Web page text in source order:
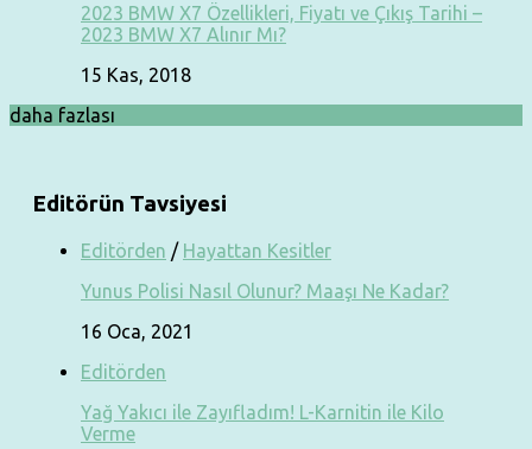
2023 BMW X7 Özellikleri, Fiyatı ve Çıkış Tarihi –
2023 BMW X7 Alınır Mı?
15 Kas, 2018
daha fazlası
Editörün Tavsiyesi
Editörden / Hayattan Kesitler
Yunus Polisi Nasıl Olunur? Maaşı Ne Kadar?
16 Oca, 2021
Editörden
Yağ Yakıcı ile Zayıfladım! L-Karnitin ile Kilo
Verme